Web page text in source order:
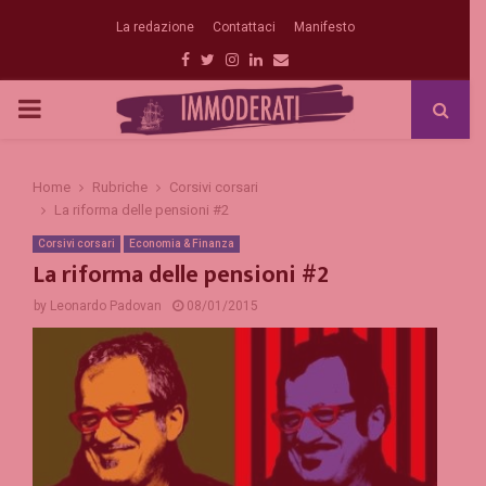
La redazione Contattaci Manifesto
Facebook
Twitter
Instagram
Linkedin
Email
PRIMARY
Home Rubriche
Corsivi corsari
La riforma delle pensioni #2
Corsivi corsari Economia & Finanza
La riforma delle pensioni #2
by Leonardo Padovan 08/01/2015